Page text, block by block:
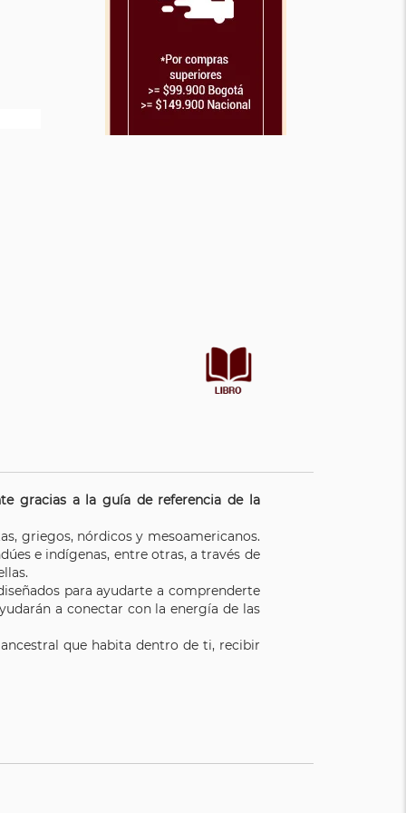
gracias a la guía de referencia de la
griegos, nórdicos y mesoamericanos.
e indígenas, entre otras, a través de
para ayudarte a comprenderte
a conectar con la energía de las
que habita dentro de ti, recibir